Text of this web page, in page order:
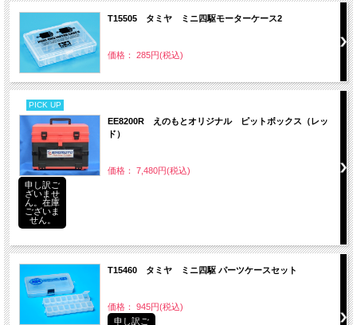
T15505 タミヤ ミニ四駆モーターケース2
価格： 285円(税込)
PICK UP
EE8200R えのもとオリジナル ピットボックス（レッ
ド）
価格： 7,480円(税込)
申し訳ご
ざいませ
ん。在庫
ございま
せん。
T15460 タミヤ ミニ四駆 パーツケースセット
価格： 945円(税込)
申し訳ご